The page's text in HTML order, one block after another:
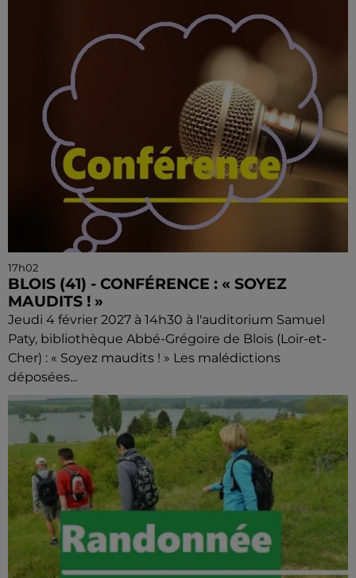
17h02
BLOIS (41) - CONFÉRENCE : « SOYEZ
MAUDITS ! »
Jeudi 4 février 2027 à 14h30 à l'auditorium Samuel
Paty, bibliothèque Abbé-Grégoire de Blois (Loir-et-
Cher) : « Soyez maudits ! » Les malédictions
déposées...